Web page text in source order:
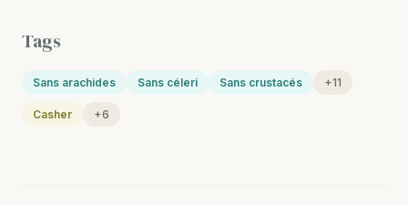
Tags
Sans arachides Sans céleri Sans crustacés +11
Casher +6